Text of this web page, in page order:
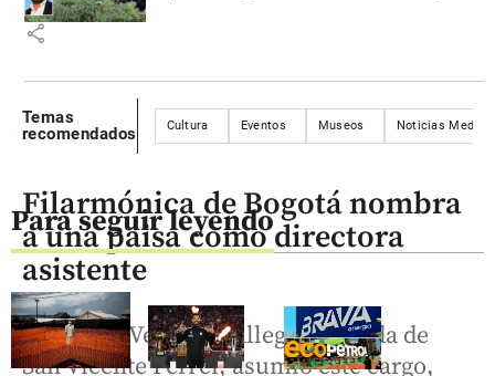
share
Temas
recomendados
Cultura Eventos Museos Noticias
Para seguir leyendo
Filarmónica de Bogotá nombra
a una paisa como directora
asistente
Elizabeth Vergara Gallego, oriunda de
San Vicente Ferrer, asumió este cargo,